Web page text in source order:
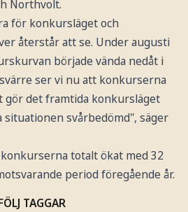
Northvolt.
för konkursläget och
återstår att se. Under augusti
började vända nedåt i
ser vi nu att konkurserna
gör det framtida konkursläget
situationen svårbedömd", säger
totalt ökat med 32
period föregående år.
TAGGAR